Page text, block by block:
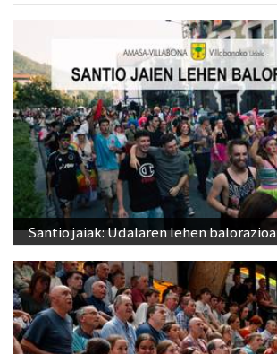
Santio jaiak: Udalaren lehen balorazioa